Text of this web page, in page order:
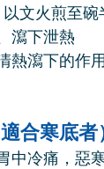
文火煎至碗
瀉下泄熱
熱瀉下的作
合寒底者
中冷痛，惡